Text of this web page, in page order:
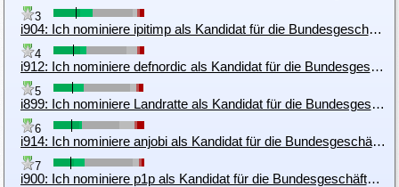
3
i904: Ich nominiere ipitimp als Kandidat für die Bundesgeschäftsführung
4
i912: Ich nominiere defnordic als Kandidat für die Bundesgeschäftsführung
5
i899: Ich nominiere Landratte als Kandidat für die Bundesgeschäftsführung
6
i914: Ich nominiere anjobi als Kandidat für die Bundesgeschäftsführung
7
i900: Ich nominiere p1p als Kandidat für die Bundesgeschäftsführung